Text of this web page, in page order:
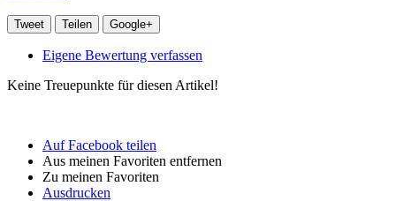
Tweet Teilen Google+
Eigene Bewertung verfassen
Keine Treuepunkte für diesen Artikel!
Auf Facebook teilen
Aus meinen Favoriten entfernen
Zu meinen Favoriten
Ausdrucken